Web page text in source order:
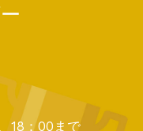
18：00まで